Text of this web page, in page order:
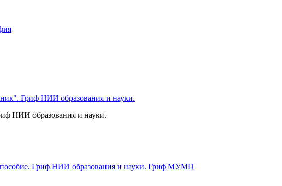
НИИ образования и науки.